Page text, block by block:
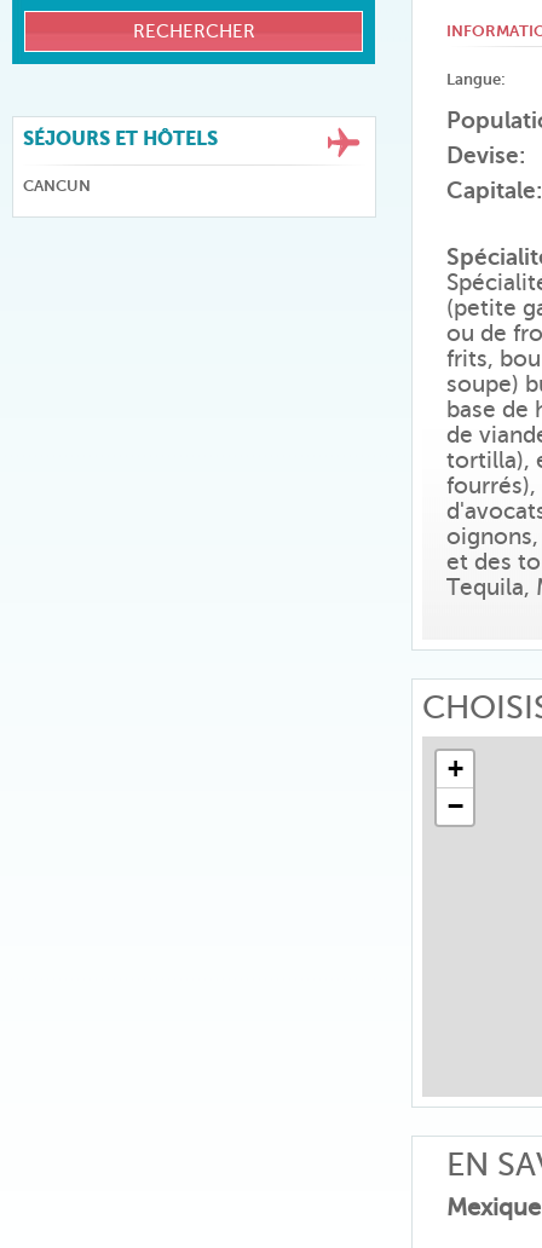
SÉJOURS ET HÔTELS
CANCUN
Langue:
Devise:
Capitale:
(petite
ou de
frits,
soupe)
base de
de
tortilla),
fourrés),
et des
Tequila,
+
−
EN
Mexique